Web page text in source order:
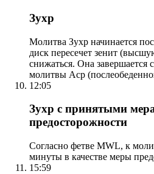
Зухр
Молитва Зухр начинается
диск пересечет зенит
снижаться. Она завершается
молитвы Аср
12:05
Зухр с принятыми
предосторожности
Согласно фетве MWL, к
минуты в качестве меры
15:59